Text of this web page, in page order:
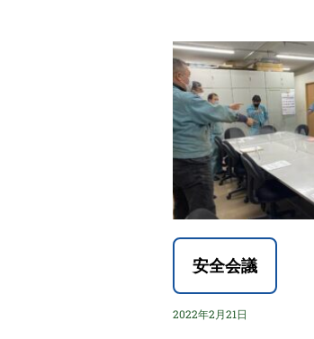
安全会議
2022年2月21日